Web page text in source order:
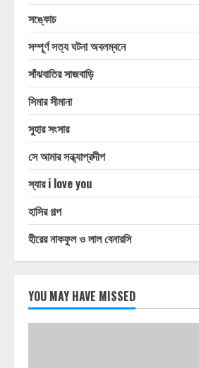
সঙ্কোচ
সম্পূর্ণ সত্য ঘটনা অবলম্বনে
সাঁঝবাতির সাজবাড়ি
সিমার সীমানা
সুহার সংসার
সে আমার সন্ধ্যাপ্রদীপ
স্যার i love you
হাসির গল্প
হীরের নাকফুল ও লাল বেনারসি
YOU MAY HAVE MISSED